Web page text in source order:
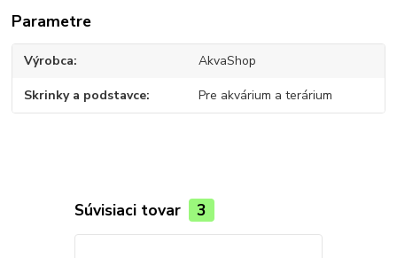
Parametre
Výrobca AkvaShop
Skrinky a podstavce Pre akvárium a terárium
Súvisiaci tovar 3